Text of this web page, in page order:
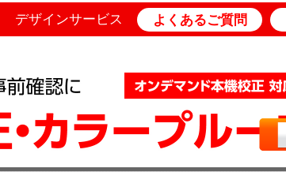
デザインサービス よくあるご質問